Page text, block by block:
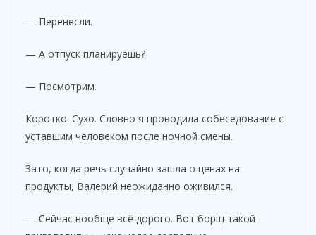
— Перенесли.
— А отпуск планируешь?
— Посмотрим.
Коротко. Сухо. Словно я проводила собеседование с
уставшим человеком после ночной смены.
Зато, когда речь случайно зашла о ценах на
продукты, Валерий неожиданно оживился.
— Сейчас вообще всё дорого. Вот борщ такой